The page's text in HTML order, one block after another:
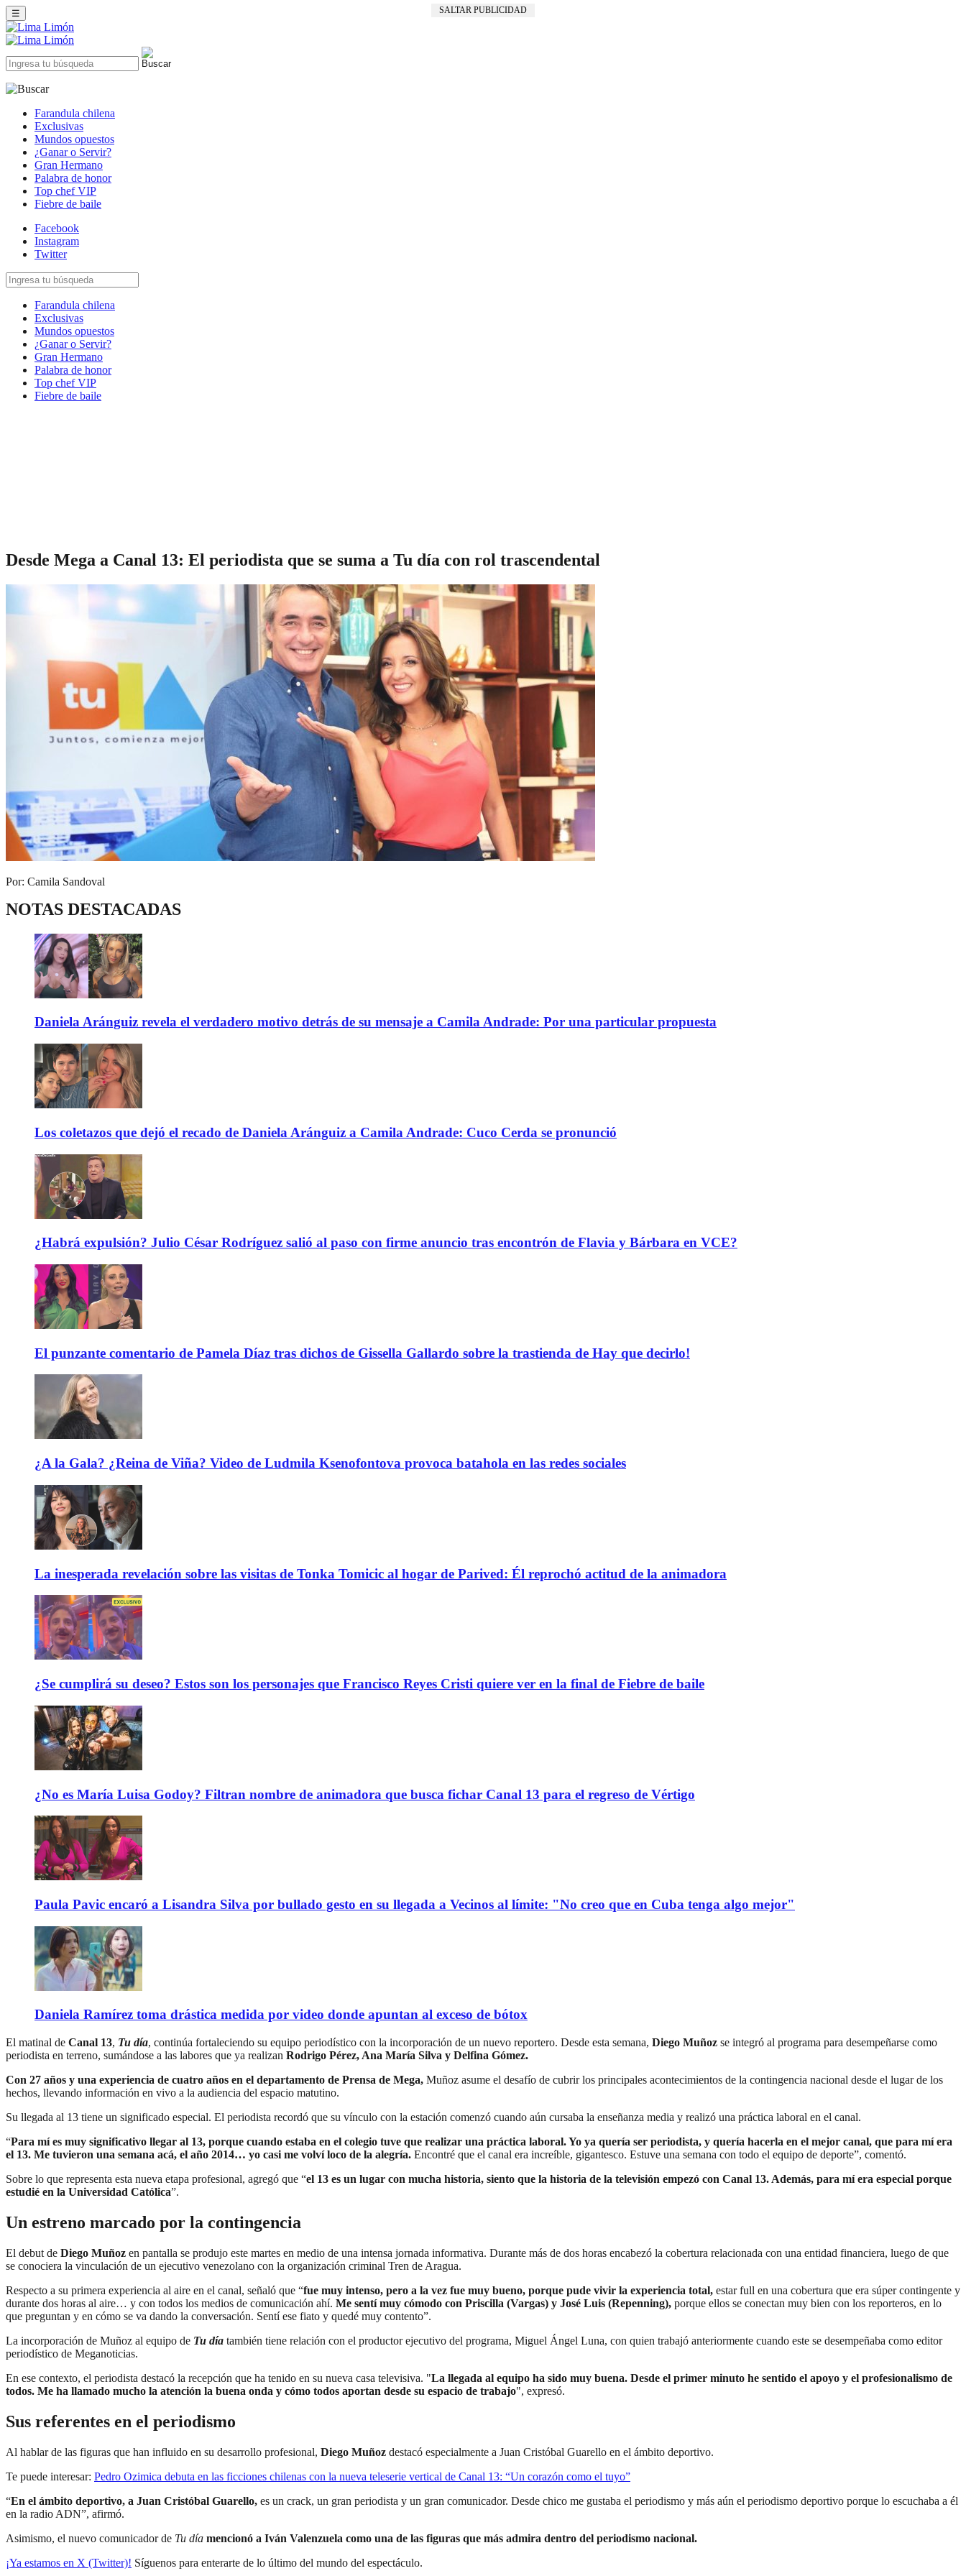
SALTAR PUBLICIDAD
☰
Farandula chilena
Exclusivas
Mundos opuestos
¿Ganar o Servir?
Gran Hermano
Palabra de honor
Top chef VIP
Fiebre de baile
Facebook
Instagram
Twitter
Farandula chilena
Exclusivas
Mundos opuestos
¿Ganar o Servir?
Gran Hermano
Palabra de honor
Top chef VIP
Fiebre de baile
Desde Mega a Canal 13: El periodista que se suma a Tu día con rol trascendental
Por: Camila Sandoval
NOTAS DESTACADAS
Daniela Aránguiz revela el verdadero motivo detrás de su mensaje a Camila Andrade: Por una particular propuesta
Los coletazos que dejó el recado de Daniela Aránguiz a Camila Andrade: Cuco Cerda se pronunció
¿Habrá expulsión? Julio César Rodríguez salió al paso con firme anuncio tras encontrón de Flavia y Bárbara en VCE?
El punzante comentario de Pamela Díaz tras dichos de Gissella Gallardo sobre la trastienda de Hay que decirlo!
¿A la Gala? ¿Reina de Viña? Video de Ludmila Ksenofontova provoca batahola en las redes sociales
La inesperada revelación sobre las visitas de Tonka Tomicic al hogar de Parived: Él reprochó actitud de la animadora
¿Se cumplirá su deseo? Estos son los personajes que Francisco Reyes Cristi quiere ver en la final de Fiebre de baile
¿No es María Luisa Godoy? Filtran nombre de animadora que busca fichar Canal 13 para el regreso de Vértigo
Paula Pavic encaró a Lisandra Silva por bullado gesto en su llegada a Vecinos al límite: "No creo que en Cuba tenga algo mejor"
Daniela Ramírez toma drástica medida por video donde apuntan al exceso de bótox
El matinal de Canal 13, Tu día, continúa fortaleciendo su equipo periodístico con la incorporación de un nuevo reportero. Desde esta semana, Diego Muñoz se integró al programa para desempeñarse como
periodista en terreno, sumándose a las labores que ya realizan Rodrigo Pérez, Ana María Silva y Delfina Gómez.
Con 27 años y una experiencia de cuatro años en el departamento de Prensa de Mega, Muñoz asume el desafío de cubrir los principales acontecimientos de la contingencia nacional desde el lugar de los
hechos, llevando información en vivo a la audiencia del espacio matutino.
Su llegada al 13 tiene un significado especial. El periodista recordó que su vínculo con la estación comenzó cuando aún cursaba la enseñanza media y realizó una práctica laboral en el canal.
“Para mí es muy significativo llegar al 13, porque cuando estaba en el colegio tuve que realizar una práctica laboral. Yo ya quería ser periodista, y quería hacerla en el mejor canal, que para mí era
el 13. Me tuvieron una semana acá, el año 2014… yo casi me volví loco de la alegría. Encontré que el canal era increíble, gigantesco. Estuve una semana con todo el equipo de deporte”, comentó.
Sobre lo que representa esta nueva etapa profesional, agregó que “el 13 es un lugar con mucha historia, siento que la historia de la televisión empezó con Canal 13. Además, para mí era especial porque
estudié en la Universidad Católica”.
Un estreno marcado por la contingencia
El debut de Diego Muñoz en pantalla se produjo este martes en medio de una intensa jornada informativa. Durante más de dos horas encabezó la cobertura relacionada con una entidad financiera, luego de que
se conociera la vinculación de un ejecutivo venezolano con la organización criminal Tren de Aragua.
Respecto a su primera experiencia al aire en el canal, señaló que “fue muy intenso, pero a la vez fue muy bueno, porque pude vivir la experiencia total, estar full en una cobertura que era súper contingente y
durante dos horas al aire… y con todos los medios de comunicación ahí. Me sentí muy cómodo con Priscilla (Vargas) y José Luis (Repenning), porque ellos se conectan muy bien con los reporteros, en lo
que preguntan y en cómo se va dando la conversación. Sentí ese fiato y quedé muy contento”.
La incorporación de Muñoz al equipo de Tu día también tiene relación con el productor ejecutivo del programa, Miguel Ángel Luna, con quien trabajó anteriormente cuando este se desempeñaba como editor
periodístico de Meganoticias.
En ese contexto, el periodista destacó la recepción que ha tenido en su nueva casa televisiva. "La llegada al equipo ha sido muy buena. Desde el primer minuto he sentido el apoyo y el profesionalismo de
todos. Me ha llamado mucho la atención la buena onda y cómo todos aportan desde su espacio de trabajo", expresó.
Sus referentes en el periodismo
Al hablar de las figuras que han influido en su desarrollo profesional, Diego Muñoz destacó especialmente a Juan Cristóbal Guarello en el ámbito deportivo.
Te puede interesar: Pedro Ozimica debuta en las ficciones chilenas con la nueva teleserie vertical de Canal 13: “Un corazón como el tuyo”
“En el ámbito deportivo, a Juan Cristóbal Guarello, es un crack, un gran periodista y un gran comunicador. Desde chico me gustaba el periodismo y más aún el periodismo deportivo porque lo escuchaba a él
en la radio ADN”, afirmó.
Asimismo, el nuevo comunicador de Tu día mencionó a Iván Valenzuela como una de las figuras que más admira dentro del periodismo nacional.
¡Ya estamos en X (Twitter)! Síguenos para enterarte de lo último del mundo del espectáculo.